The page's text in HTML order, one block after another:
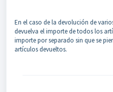
En el caso de la devolución de
devuelva el importe de todos los
importe por separado sin que se
artículos devueltos.